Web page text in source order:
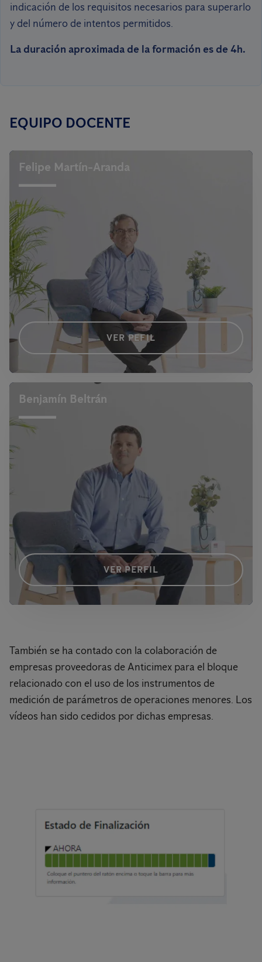
indicación de los requisitos necesarios para superarlo
y del número de intentos permitidos.
La duración aproximada de la formación es de 4h.
EQUIPO DOCENTE
Felipe Martín-Aranda
VER PEFIL
Benjamín Beltrán
VER PERFIL
También se ha contado con la colaboración de
empresas proveedoras de Anticimex para el bloque
relacionado con el uso de los instrumentos de
medición de parámetros de operaciones menores. Los
vídeos han sido cedidos por dichas empresas.